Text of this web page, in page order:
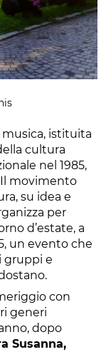
musica, istituita
cultura
nel 1985,
Il movimento
su idea e
per
d’estate, a
un evento che
gruppi e
con
generi
dopo
Susanna,